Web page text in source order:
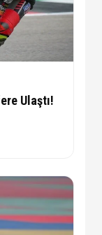
Ulaştı!